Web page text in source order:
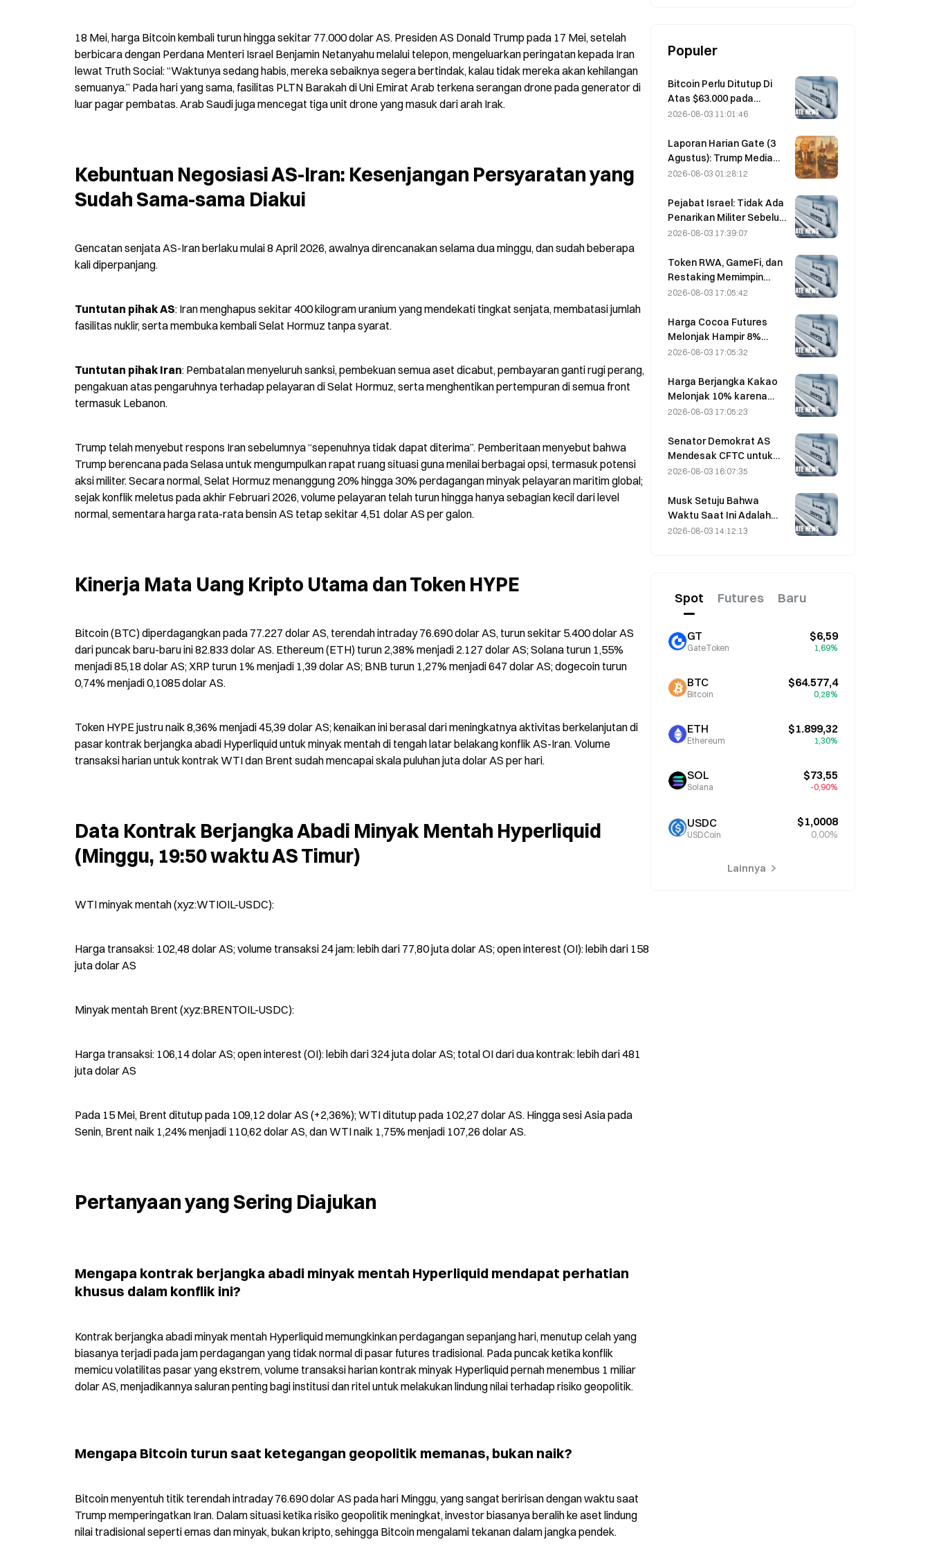
18 Mei, harga Bitcoin kembali turun hingga sekitar 77.000 dolar AS. Presiden AS Donald Trump pada 17 Mei, setelah
berbicara dengan Perdana Menteri Israel Benjamin Netanyahu melalui telepon, mengeluarkan peringatan kepada Iran
lewat Truth Social: “Waktunya sedang habis, mereka sebaiknya segera bertindak, kalau tidak mereka akan kehilangan
semuanya.” Pada hari yang sama, fasilitas PLTN Barakah di Uni Emirat Arab terkena serangan drone pada generator di
luar pagar pembatas. Arab Saudi juga mencegat tiga unit drone yang masuk dari arah Irak.
Kebuntuan Negosiasi AS-Iran: Kesenjangan Persyaratan yang
Sudah Sama-sama Diakui
Gencatan senjata AS-Iran berlaku mulai 8 April 2026, awalnya direncanakan selama dua minggu, dan sudah beberapa
kali diperpanjang.
Tuntutan pihak AS: Iran menghapus sekitar 400 kilogram uranium yang mendekati tingkat senjata, membatasi jumlah
fasilitas nuklir, serta membuka kembali Selat Hormuz tanpa syarat.
Tuntutan pihak Iran: Pembatalan menyeluruh sanksi, pembekuan semua aset dicabut, pembayaran ganti rugi perang,
pengakuan atas pengaruhnya terhadap pelayaran di Selat Hormuz, serta menghentikan pertempuran di semua front
termasuk Lebanon.
Trump telah menyebut respons Iran sebelumnya “sepenuhnya tidak dapat diterima”. Pemberitaan menyebut bahwa
Trump berencana pada Selasa untuk mengumpulkan rapat ruang situasi guna menilai berbagai opsi, termasuk potensi
aksi militer. Secara normal, Selat Hormuz menanggung 20% hingga 30% perdagangan minyak pelayaran maritim global;
sejak konflik meletus pada akhir Februari 2026, volume pelayaran telah turun hingga hanya sebagian kecil dari level
normal, sementara harga rata-rata bensin AS tetap sekitar 4,51 dolar AS per galon.
Kinerja Mata Uang Kripto Utama dan Token HYPE
Bitcoin (BTC) diperdagangkan pada 77.227 dolar AS, terendah intraday 76.690 dolar AS, turun sekitar 5.400 dolar AS
dari puncak baru-baru ini 82.833 dolar AS. Ethereum (ETH) turun 2,38% menjadi 2.127 dolar AS; Solana turun 1,55%
menjadi 85,18 dolar AS; XRP turun 1% menjadi 1,39 dolar AS; BNB turun 1,27% menjadi 647 dolar AS; dogecoin turun
0,74% menjadi 0,1085 dolar AS.
Token HYPE justru naik 8,36% menjadi 45,39 dolar AS; kenaikan ini berasal dari meningkatnya aktivitas berkelanjutan di
pasar kontrak berjangka abadi Hyperliquid untuk minyak mentah di tengah latar belakang konflik AS-Iran. Volume
transaksi harian untuk kontrak WTI dan Brent sudah mencapai skala puluhan juta dolar AS per hari.
Data Kontrak Berjangka Abadi Minyak Mentah Hyperliquid
(Minggu, 19:50 waktu AS Timur)
WTI minyak mentah (xyz:WTIOIL-USDC):
Harga transaksi: 102,48 dolar AS; volume transaksi 24 jam: lebih dari 77,80 juta dolar AS; open interest (OI): lebih dari 158
juta dolar AS
Minyak mentah Brent (xyz:BRENTOIL-USDC):
Harga transaksi: 106,14 dolar AS; open interest (OI): lebih dari 324 juta dolar AS; total OI dari dua kontrak: lebih dari 481
juta dolar AS
Pada 15 Mei, Brent ditutup pada 109,12 dolar AS (+2,36%); WTI ditutup pada 102,27 dolar AS. Hingga sesi Asia pada
Senin, Brent naik 1,24% menjadi 110,62 dolar AS, dan WTI naik 1,75% menjadi 107,26 dolar AS.
Pertanyaan yang Sering Diajukan
Mengapa kontrak berjangka abadi minyak mentah Hyperliquid mendapat perhatian
khusus dalam konflik ini?
Kontrak berjangka abadi minyak mentah Hyperliquid memungkinkan perdagangan sepanjang hari, menutup celah yang
biasanya terjadi pada jam perdagangan yang tidak normal di pasar futures tradisional. Pada puncak ketika konflik
memicu volatilitas pasar yang ekstrem, volume transaksi harian kontrak minyak Hyperliquid pernah menembus 1 miliar
dolar AS, menjadikannya saluran penting bagi institusi dan ritel untuk melakukan lindung nilai terhadap risiko geopolitik.
Mengapa Bitcoin turun saat ketegangan geopolitik memanas, bukan naik?
Bitcoin menyentuh titik terendah intraday 76.690 dolar AS pada hari Minggu, yang sangat beririsan dengan waktu saat
Trump memperingatkan Iran. Dalam situasi ketika risiko geopolitik meningkat, investor biasanya beralih ke aset lindung
nilai tradisional seperti emas dan minyak, bukan kripto, sehingga Bitcoin mengalami tekanan dalam jangka pendek.
Populer
Bitcoin Perlu Ditutup Di
Atas $63.000 pada
Agustus untuk
Pasar Bear, Riset 10x
Mengatakan
2026-08-03 11:01:46
Laporan Harian Gate (3
Agustus): Trump Media
membeli mahal menjual
kembali 2.628 bitcoin;
larangan penambangan
kripto di Moskow mulai
2026-08-03 01:28:12
Pejabat Israel: Tidak Ada
Penarikan Militer Sebelum
Hamas Melucuti Senjata
2026-08-03 17:39:07
Token RWA, GameFi, dan
Restaking Memimpin
Kinerja Pasar pada Juli
2026-08-03 17:05:42
Harga Cocoa Futures
Melonjak Hampir 8%
Dalam Sehari Pada Jumat
Pelaku Pasar
2026-08-03 17:05:32
Harga Berjangka Kakao
Melonjak 10% karena
Kekhawatiran Pasokan,
2026-08-03 17:05:23
Senator Demokrat AS
Mendesak CFTC untuk
Membatasi Produk
Tengah Musim Kebakaran
Hutan Rekor
2026-08-03 16:07:35
Musk Setuju Bahwa
Waktu Saat Ini Adalah
Peluang Beli untuk
2026-08-03 14:12:13
Spot Futures Baru
GT
GateToken
$6,59
1,69%
BTC
Bitcoin
$64.577,4
0,28%
ETH
Ethereum
$1.899,32
1,30%
SOL
Solana
$73,55
-0,90%
USDC
USDCoin
$1,0008
0,00%
Lainnya